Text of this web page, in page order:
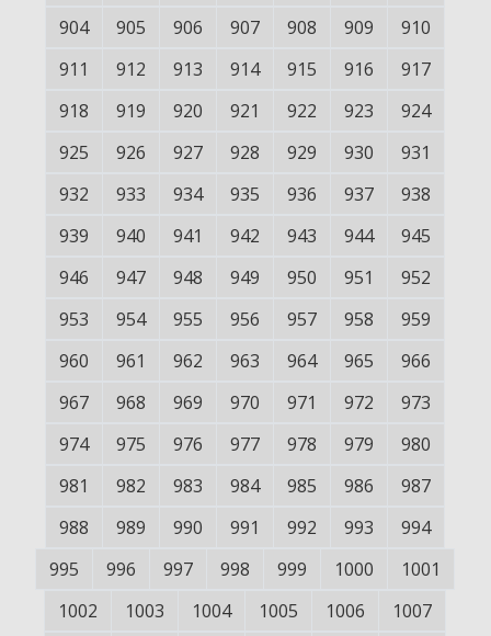
904
905 906 907 908 909
910
911
912 913 914 915 916
917
918
919 920 921 922 923
924
925
926 927 928 929 930
931
932
933 934 935 936 937
938
939
940 941 942 943 944
945
946
947 948 949 950 951
952
953
954 955 956 957 958
959
960
961 962 963 964 965
966
967
968 969 970 971 972
973
974
975 976 977 978 979
980
981
982 983 984 985 986
987
988
989 990 991 992 993
994
995
996 997 998 999 1000
1001
1002
1003 1004 1005 1006
1007